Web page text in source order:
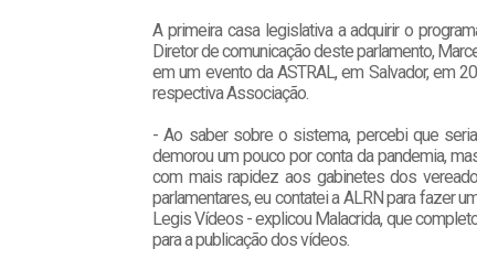
A primeira casa legislativa a adquirir o
Diretor de comunicação deste parlamento,
em um evento da ASTRAL, em Salvador, em
respectiva Associação.
- Ao saber sobre o sistema, percebi que
demorou um pouco por conta da pandemia,
com mais rapidez aos gabinetes dos
parlamentares, eu contatei a ALRN para fazer
Legis Vídeos - explicou Malacrida, que
para a publicação dos vídeos.